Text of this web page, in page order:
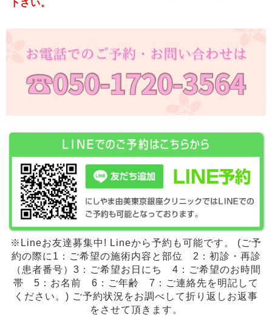
下さい。
※Lineお友達募集中! Lineから予約も可能です。 (ご予
約の際に1：ご希望の施術内容と部位 2：初診・再診
（患者番号）3：ご希望お日にち 4：ご希望のお時間
帯 5：お名前 6：ご年齢 7：ご連絡先を明記して
ください。) ご予約状況をお調べして折り返しお返事
をさせて頂きます。